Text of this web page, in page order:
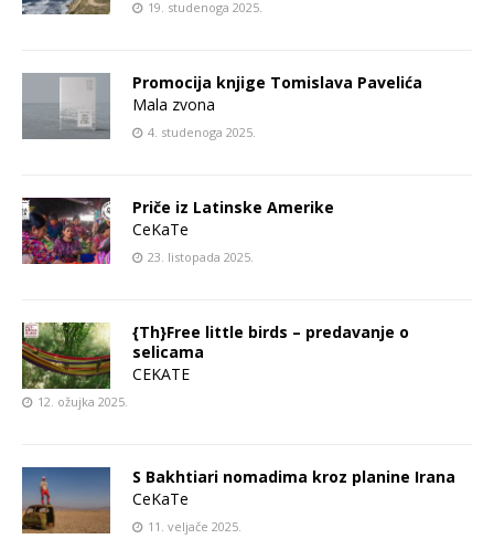
19. studenoga 2025.
Promocija knjige Tomislava Pavelića
Mala zvona
4. studenoga 2025.
Priče iz Latinske Amerike
CeKaTe
23. listopada 2025.
{Th}Free little birds – predavanje o
selicama
CEKATE
12. ožujka 2025.
S Bakhtiari nomadima kroz planine Irana
CeKaTe
11. veljače 2025.